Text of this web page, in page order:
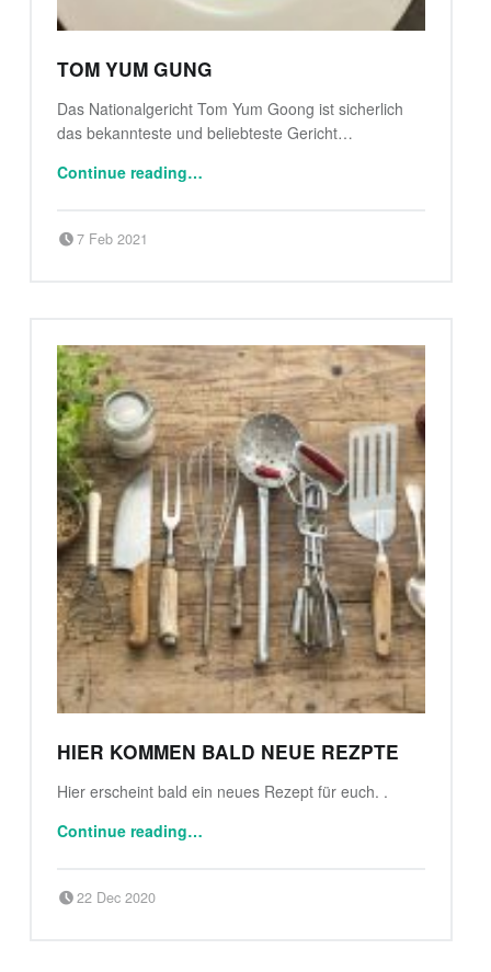
TOM YUM GUNG
Das Nationalgericht Tom Yum Goong ist sicherlich
das bekannteste und beliebteste Gericht…
Continue reading…
7 Feb 2021
HIER KOMMEN BALD NEUE REZPTE
Hier erscheint bald ein neues Rezept für euch. .
Continue reading…
22 Dec 2020